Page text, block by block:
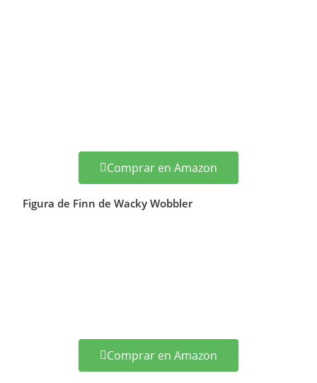
Comprar en Amazon
Figura de Finn de Wacky Wobbler
Comprar en Amazon